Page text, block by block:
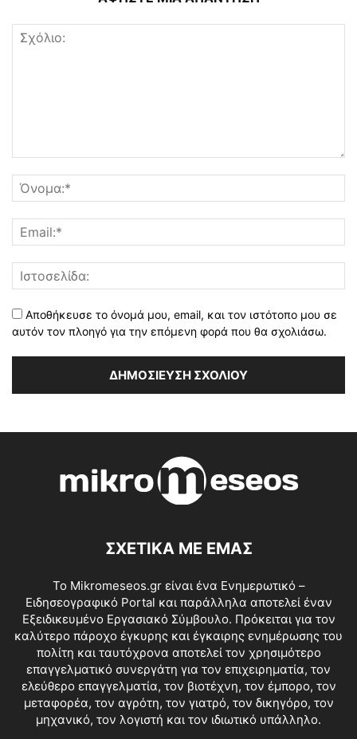
Αποθήκευσε το όνομά μου, email, και τον ιστότοπο μου σε
αυτόν τον πλοηγό για την επόμενη φορά που θα σχολιάσω.
ΣΧΕΤΙΚΑ ΜΕ ΕΜΑΣ
Το Mikromeseos.gr είναι ένα Ενημερωτικό –
Ειδησεογραφικό Portal και παράλληλα αποτελεί έναν
Εξειδικευμένο Εργασιακό Σύμβουλο. Πρόκειται για τον
καλύτερο πάροχο έγκυρης και έγκαιρης ενημέρωσης του
πολίτη και ταυτόχρονα αποτελεί τον χρησιμότερο
επαγγελματικό συνεργάτη για τον επιχειρηματία, τον
ελεύθερο επαγγελματία, τον βιοτέχνη, τον έμπορο, τον
μεταφορέα, τον αγρότη, τον γιατρό, τον δικηγόρο, τον
μηχανικό, τον λογιστή και τον ιδιωτικό υπάλληλο.